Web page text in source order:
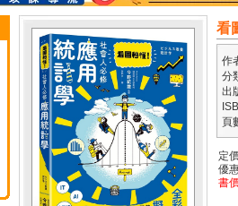
看
作
分
出
頁
定
優
書